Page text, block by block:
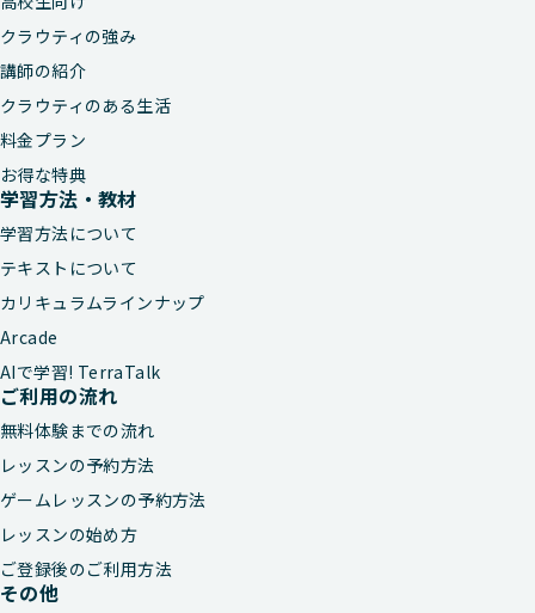
クラウティの強み
講師の紹介
クラウティのある生活
料金プラン
お得な特典
学習方法・教材
学習方法について
テキストについて
カリキュラムラインナップ
Arcade
AIで学習! TerraTalk
ご利用の流れ
無料体験までの流れ
レッスンの予約方法
ゲームレッスンの予約方法
レッスンの始め方
ご登録後のご利用方法
その他